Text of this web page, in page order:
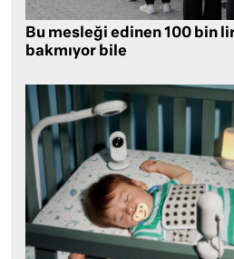
Bu mesleği edinen 100 bin
bakmıyor bile